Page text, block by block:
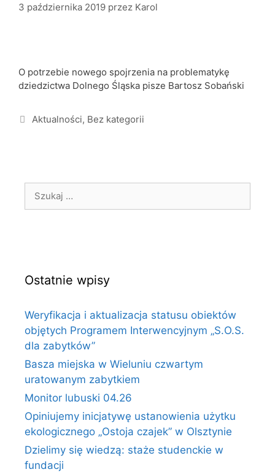
3 października 2019 przez Karol
O potrzebie nowego spojrzenia na problematykę
dziedzictwa Dolnego Śląska pisze Bartosz Sobański
Aktualności, Bez kategorii
Ostatnie wpisy
Weryfikacja i aktualizacja statusu obiektów
objętych Programem Interwencyjnym „S.O.S.
dla zabytków”
Basza miejska w Wieluniu czwartym
uratowanym zabytkiem
Monitor lubuski 04.26
Opiniujemy inicjatywę ustanowienia użytku
ekologicznego „Ostoja czajek” w Olsztynie
Dzielimy się wiedzą: staże studenckie w
fundacji